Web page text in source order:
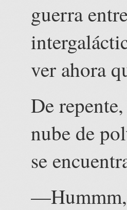
guerra
ver ahora
De
nube de
se
—Hummm,